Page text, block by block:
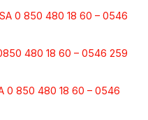
0 850 480 18 60 – 0546
480 18 60 – 0546 259
0 850 480 18 60 – 0546